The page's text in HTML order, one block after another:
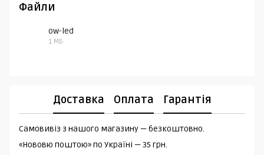
Файли
ow-led
1 МБ
Доставка Оплата Гарантія
Самовивіз з нашого магазину — безкоштовно.
«Нововю поштою» по Україні — 35 грн.